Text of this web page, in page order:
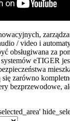
/ video i
obsługiwana za
eTIGER
zarówno
bezprzewodowe,